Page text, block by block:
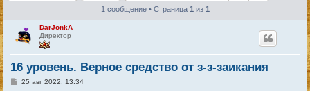
1 сообщение • Страница 1 из 1
DarJonkA
Директор
16 уровень. Верное средство от з-з-заикания
С25 авг 2022, 13:34